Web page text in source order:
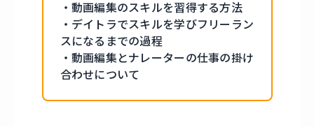
・動画編集のスキルを習得する方法
・デイトラでスキルを学びフリーラン
スになるまでの過程
・動画編集とナレーターの仕事の掛け
合わせについて